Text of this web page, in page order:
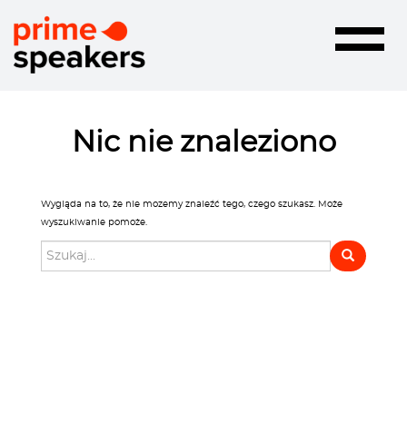
Toggle
Nic nie znaleziono
Wygląda na to, że nie mozemy znaleźć tego, czego szukasz. Może
wyszukiwanie pomoże.
Szukaj: